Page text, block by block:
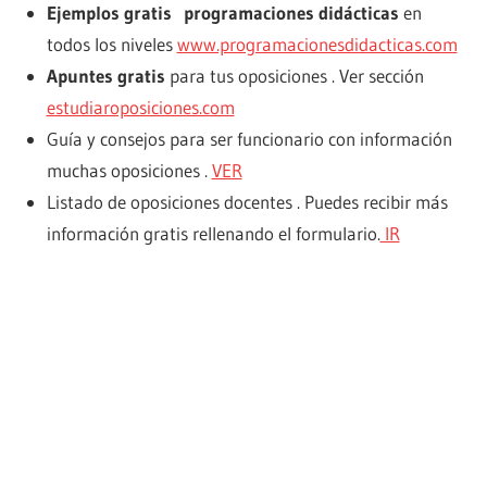
Ejemplos gratis programaciones didácticas en
todos los niveleswww.programacionesdidacticas.com
Apuntes gratis para tus oposiciones . Ver sección
estudiaroposiciones.com
Guía y consejos para ser funcionario con información
muchas oposiciones .VER
Listado de oposiciones docentes . Puedes recibir más
información gratis rellenando el formulario.IR